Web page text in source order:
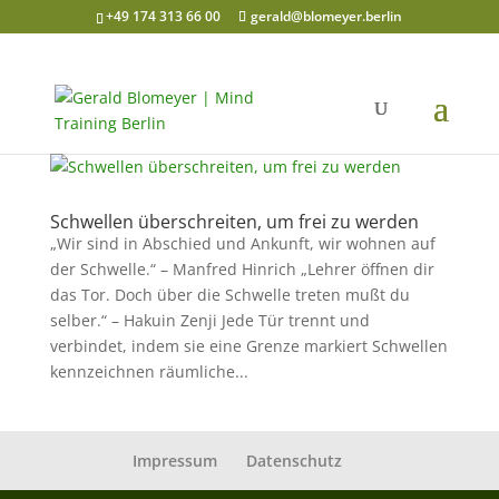
+49 174 313 66 00 gerald@blomeyer.berlin
Schwellen überschreiten, um frei zu werden
„Wir sind in Abschied und Ankunft, wir wohnen auf
der Schwelle.“ – Manfred Hinrich „Lehrer öffnen dir
das Tor. Doch über die Schwelle treten mußt du
selber.“ – Hakuin Zenji Jede Tür trennt und
verbindet, indem sie eine Grenze markiert Schwellen
kennzeichnen räumliche...
Impressum Datenschutz